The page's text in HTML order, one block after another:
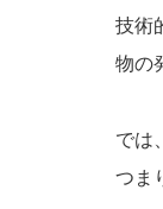
技術
物の
では
つま